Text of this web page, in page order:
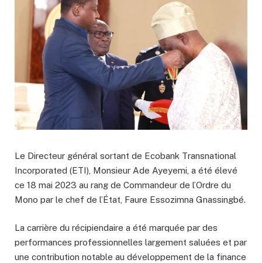
Le Directeur général sortant de Ecobank Transnational
Incorporated (ETI), Monsieur Ade Ayeyemi, a été élevé
ce 18 mai 2023 au rang de Commandeur de l’Ordre du
Mono par le chef de l’État, Faure Essozimna Gnassingbé.
La carrière du récipiendaire a été marquée par des
performances professionnelles largement saluées et par
une contribution notable au développement de la finance